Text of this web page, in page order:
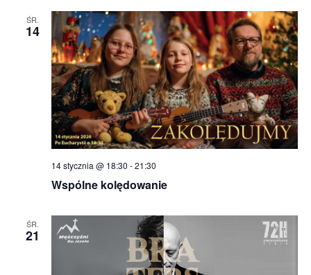
ŚR.
14
Wspólne kolędowanie
14 stycznia @ 18:30 -21:30
ŚR.
21